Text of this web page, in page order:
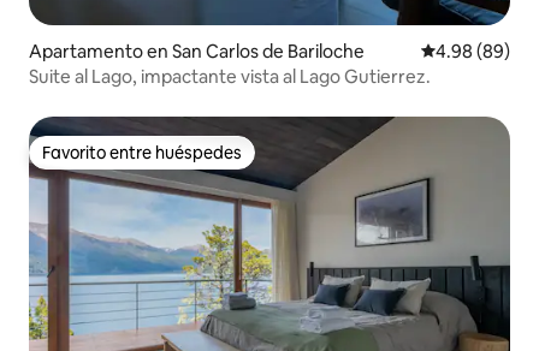
Apartamento en San Carlos de Bariloche Calificación
4.98 (89)
Suite al Lago, impactante vista al Lago Gutierrez.
Favorito entre huéspedes
Favorito entre huéspedes